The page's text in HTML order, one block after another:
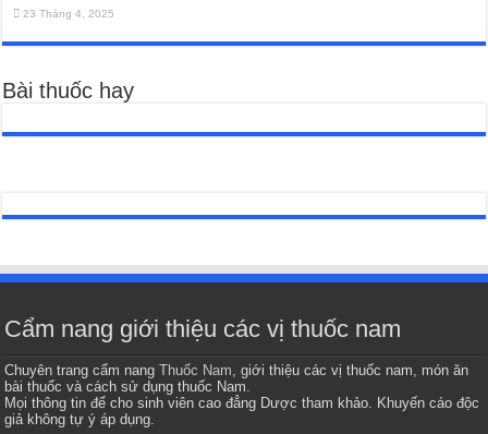
23 Tháng 4, 2025
Bài thuốc hay
Cẩm nang giới thiệu các vị thuốc nam
Chuyên trang cẩm nangThuốc Nam, giới thiệu các vị thuốc nam, món ăn
bài thuốc và cách sử dụng thuốc Nam.
Mọi thông tin để cho sinh viên cao đẳng Dược tham khảo. Khuyến cáo độc
giả không tự ý áp dụng.